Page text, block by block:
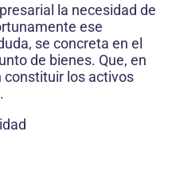
la necesidad de
ese
se concreta en el
de bienes. Que, en
constituir los activos